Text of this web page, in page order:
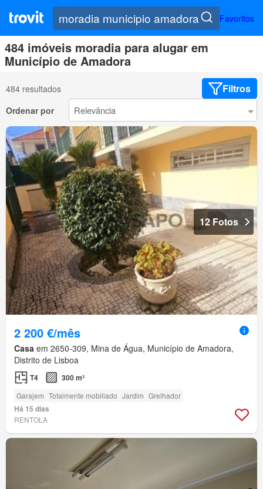
Favoritos
484 imóveis moradia para alugar em
Município de Amadora
484 resultados Filtros
Ordenar por
12 Fotos
2 200 €/mês
Casa em 2650-309, Mina de Água, Município de Amadora,
Distrito de Lisboa
T4 300 m²
Garajem Totalmente mobiliado Jardim Grelhador
Há 15 dias
RENTOLA